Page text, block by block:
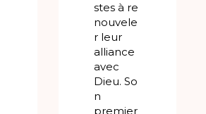
stes à re
nouvele
r leur
alliance
avec
Dieu. So
n
premier